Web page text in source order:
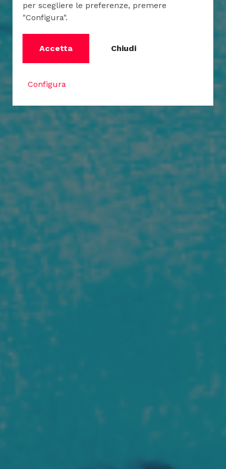
per scegliere le preferenze, premere
"Configura".
Accetta Chiudi
Configura